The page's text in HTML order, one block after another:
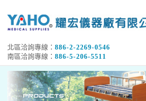
北區洽詢專線： 886-2-2269-0546
南區洽詢專線： 886-5-206-5511